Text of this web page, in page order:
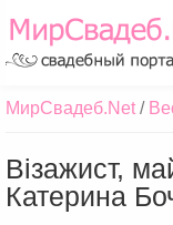
МирСвадеб.Net
Візажист,
Катерина